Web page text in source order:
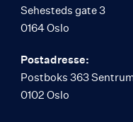
Sehesteds gate 3
0164 Oslo
Postadresse:
Postboks 363
0102 Oslo